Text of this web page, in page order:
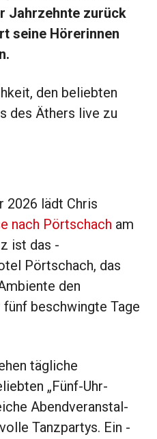
Jahrzehnte ­zurück
seine Hörerinnen
den beliebten
des Äthers live zu
2026 lädt Chris
nach Pörtschach am
ist das
Pörtschach, das
den
fünf beschwingte Tage
­tägliche
„Fünf-Uhr-
Abend­veranstal­
Tanzpartys. Ein